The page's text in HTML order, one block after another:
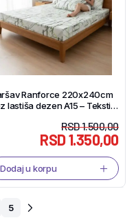
Ranforce 220x240cm
lastiša dezen A15 – Tekstil
RSD1.500,00
RSD1.350,00
Dodaj u korpu
5